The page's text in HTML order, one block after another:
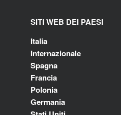
SITI WEB DEI PAESI
Italia
Internazionale
Spagna
Francia
Polonia
Germania